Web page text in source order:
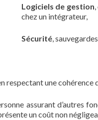
Logiciels de gestion
chez un intégrateur,
Sécurité,
respectant une cohérence
assurant d’autres
un coût non